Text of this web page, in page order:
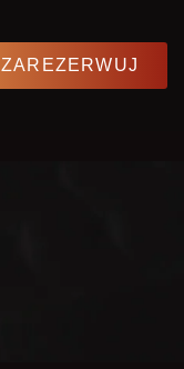
ZAREZERWUJ